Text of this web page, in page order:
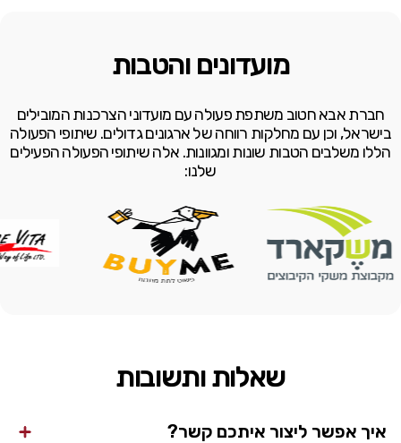
מועדונים והטבות
חברת אבא חטוב משתפת פעולה עם מועדוני הצרכנות המובילים
בישראל, וכן עם מחלקות רווחה של ארגונים גדולים. שיתופי הפעולה
הללו משלבים הטבות שונות ומגוונות. אלה שיתופי הפעולה הפעילים
שלנו:
שאלות ותשובות
איך אפשר ליצור איתכם קשר?